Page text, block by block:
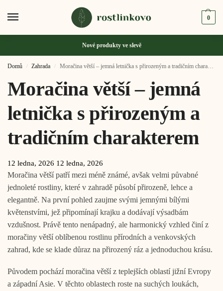
0
Nové produkty ve slevě
Domů / Zahrada / Moračina větší – jemná letnička s přirozeným a tradičním charakterem
Moračina větší – jemná
letnička s přirozeným a
tradičním charakterem
12 ledna, 2026 12 ledna, 2026
Moračina větší patří mezi méně známé, avšak velmi půvabné
jednoleté rostliny, které v zahradě působí přirozeně, lehce a
elegantně. Na první pohled zaujme svými jemnými bílými
květenstvími, jež připomínají krajku a dodávají výsadbám
vzdušnost. Právě tento nenápadný, ale harmonický vzhled činí z
moračiny větší oblíbenou rostlinu přírodních a venkovských
zahrad, kde se klade důraz na přirozený ráz a jednoduchou krásu.
Původem pochází moračina větší z teplejších oblastí jižní Evropy
a západní Asie. V těchto oblastech roste na suchých loukách,